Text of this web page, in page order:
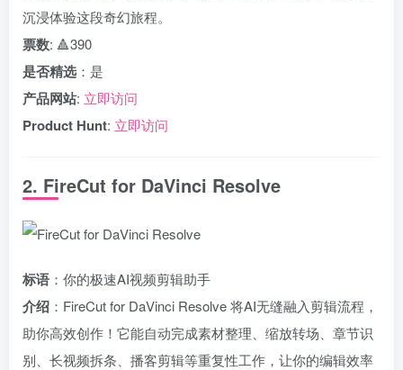
沉浸体验这段奇幻旅程。
票数: 🔺390
是否精选 ：是
产品网站: 立即访问
Product Hunt: 立即访问
2. FireCut for DaVinci Resolve
标语 ：你的极速AI视频剪辑助手
介绍 ：FireCut for DaVinci Resolve 将AI无缝融入剪辑流程，
助你高效创作！它能自动完成素材整理、缩放转场、章节识
别、长视频拆条、播客剪辑等重复性工作，让你的编辑效率